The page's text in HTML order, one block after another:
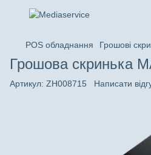
POS обладнання Грошові
Грошова скринька
Артикул: ZH008715 Написати